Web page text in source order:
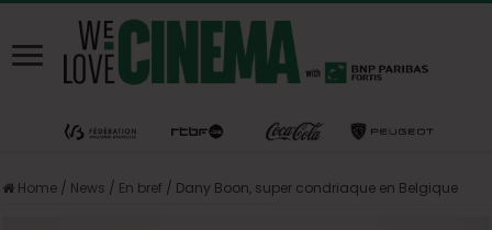
Home / News / En bref / Dany Boon, super condriaque en Belgique